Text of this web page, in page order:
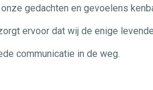
gedachten en gevoelens
ervoor dat wij de enige
communicatie in de weg.